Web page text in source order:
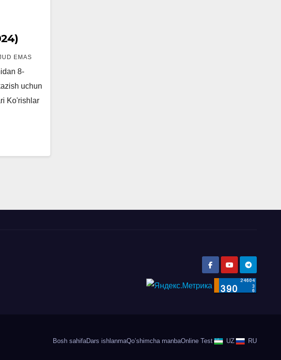
EMAS
8-
uchun
Ko'rishlar
Bosh sahifaDars ishlanmaQo’shimcha manbaOnline Test UZ RU